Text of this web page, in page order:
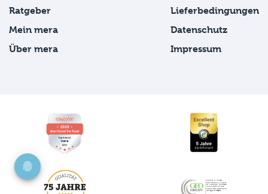
Ratgeber
Mein mera
Über mera
Lieferbedingungen
Datenschutz
Impressum